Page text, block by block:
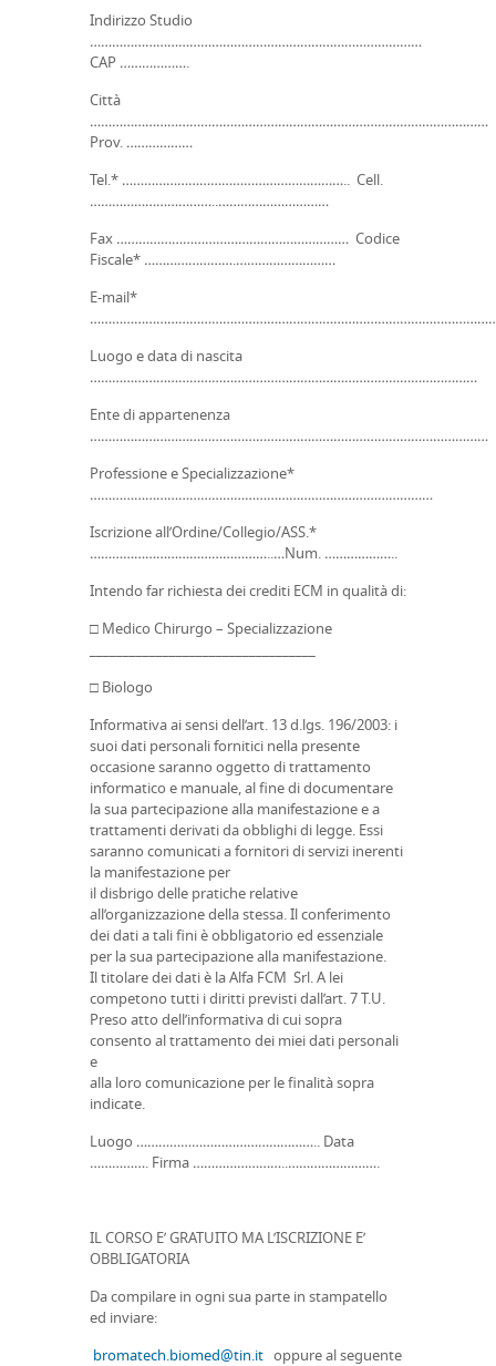
Indirizzo Studio
………………………………………………………………………………
CAP ……………….
Città
………………………………………………………………………………………………
Prov. ………………
Tel.* …………………………………………………….. Cell.
……………………………..…………………………
Fax ……………………………………………………… Codice
Fiscale* …………………….………………………
E-mail*
Luogo e data di nascita
……………………………………………………………………………………………
Ente di appartenenza
………………………………………………………………………………………………
Professione e Specializzazione*
…………………………………………………………………………………
Iscrizione all’Ordine/Collegio/ASS.*
…………………………………………..…Num. ………………..
Intendo far richiesta dei crediti ECM in qualità di:
□ Medico Chirurgo – Specializzazione
□ Biologo
Informativa ai sensi dell’art. 13 d.lgs. 196/2003: i
suoi dati personali fornitici nella presente
occasione saranno oggetto di trattamento
informatico e manuale, al fine di documentare
la sua partecipazione alla manifestazione e a
trattamenti derivati da obblighi di legge. Essi
saranno comunicati a fornitori di servizi inerenti
la manifestazione per
il disbrigo delle pratiche relative
all’organizzazione della stessa. Il conferimento
dei dati a tali fini è obbligatorio ed essenziale
per la sua partecipazione alla manifestazione.
Il titolare dei dati è la Alfa FCM Srl. A lei
competono tutti i diritti previsti dall’art. 7 T.U.
Preso atto dell’informativa di cui sopra
consento al trattamento dei miei dati personali
e
alla loro comunicazione per le finalità sopra
indicate.
Luogo ………………………………………….. Data
……………. Firma ……………………..…………………….
IL CORSO E’ GRATUITO MA L’ISCRIZIONE E’
OBBLIGATORIA
Da compilare in ogni sua parte in stampatello
ed inviare:
bromatech.biomed@tin.itoppure al seguente